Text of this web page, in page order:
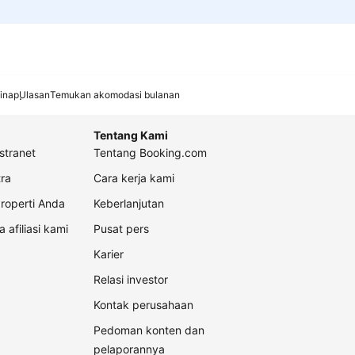
UlasanTemukan akomodasi bulanan
Anda
afiliasi kami
Tentang Kami
Tentang Booking.com
Cara kerja kami
Keberlanjutan
Pusat pers
Karier
Relasi investor
Kontak perusahaan
Pedoman konten dan
pelaporannya